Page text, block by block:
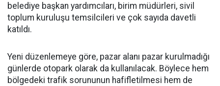
belediye başkan yardımcıları, birim müdürleri, sivil
toplum kuruluşu temsilcileri ve çok sayıda davetli
katıldı.
Yeni düzenlemeye göre, pazar alanı pazar kurulmadığı
günlerde otopark olarak da kullanılacak. Böylece hem
bölgedeki trafik sorununun hafifletilmesi hem de